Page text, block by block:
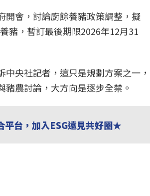
開會，討論廚餘養豬政策調整，擬
豬，暫訂最後期限2026年12月31
中央社記者，這只是規劃方案之一，
農討論，大方向是逐步全禁。
平台，加入ESG遠見共好圈★